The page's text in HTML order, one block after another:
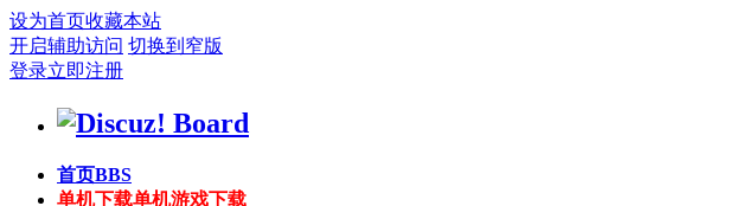
设为首页收藏本站
开启辅助访问 切换到窄版
登录立即注册
首页BBS
单机下载单机游戏下载